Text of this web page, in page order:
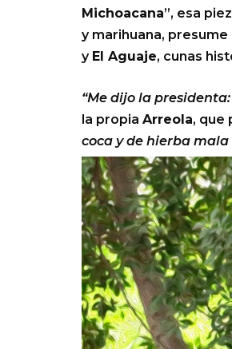
Michoacana”, esa
y marihuana,
y El Aguaje, cunas
“Me dijo la
la propia Arreola, que
coca y de hierba mala